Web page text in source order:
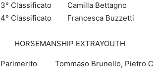
3° Classificato Camilla Bettagno
4° Classificato Francesca Buzzetti
HORSEMANSHIP EXTRAYOUTH
Parimerito Tommaso Brunello, Pietro